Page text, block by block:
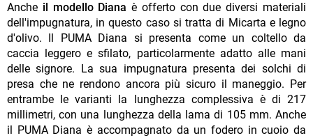
Anche il modello Diana è offerto con due diversi materiali
dell'impugnatura, in questo caso si tratta di Micarta e legno
d'olivo. Il PUMA Diana si presenta come un coltello da
caccia leggero e sfilato, particolarmente adatto alle mani
delle signore. La sua impugnatura presenta dei solchi di
presa che ne rendono ancora più sicuro il maneggio. Per
entrambe le varianti la lunghezza complessiva è di 217
millimetri, con una lunghezza della lama di 105 mm. Anche
il PUMA Diana è accompagnato da un fodero in cuoio da